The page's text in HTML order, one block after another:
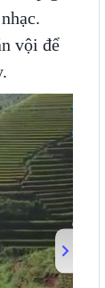
vội để